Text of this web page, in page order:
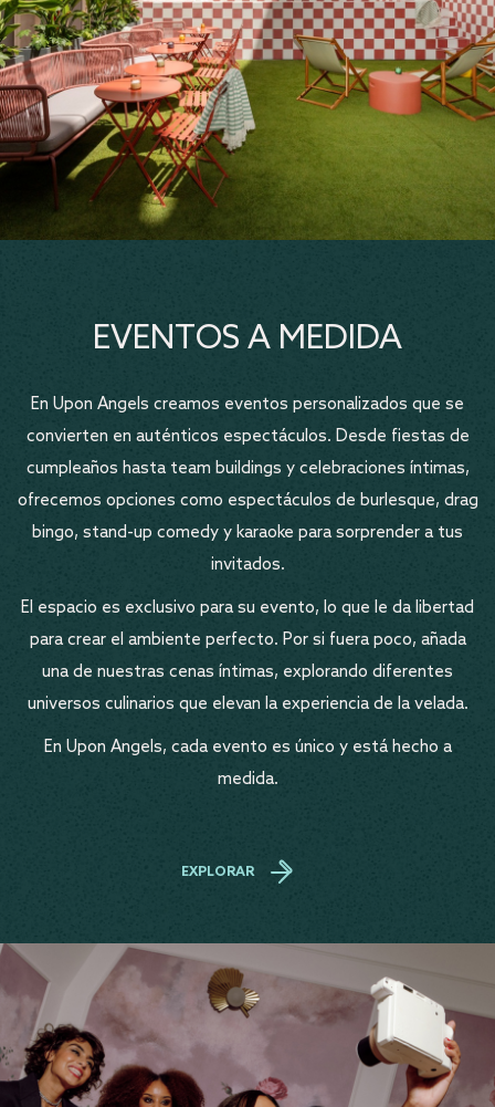
EVENTOS A MEDIDA
En Upon Angels creamos eventos personalizados que se
convierten en auténticos espectáculos. Desde fiestas de
cumpleaños hasta team buildings y celebraciones íntimas,
ofrecemos opciones como espectáculos de burlesque, drag
bingo, stand-up comedy y karaoke para sorprender a tus
invitados.
El espacio es exclusivo para su evento, lo que le da libertad
para crear el ambiente perfecto. Por si fuera poco, añada
una de nuestras cenas íntimas, explorando diferentes
universos culinarios que elevan la experiencia de la velada.
En Upon Angels, cada evento es único y está hecho a
medida.
EXPLORAR